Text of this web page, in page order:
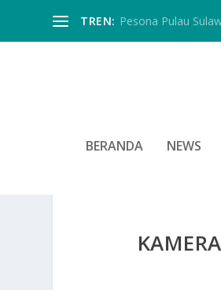
TREN: Pesona Pulau
BERANDA NEWS